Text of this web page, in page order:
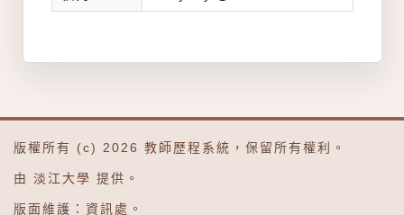
版權所有 (c) 2026 教師歷程系統 ，保留所有權利。
由 淡江大學 提供。
版面維護： 資訊處 。